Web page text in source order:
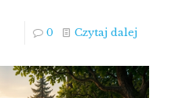
0 Czytaj dalej